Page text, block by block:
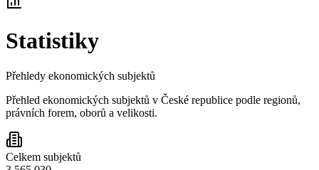
Statistiky
Přehledy ekonomických subjektů
Přehled ekonomických subjektů v České republice podle regionů,
právních forem, oborů a velikosti.
Celkem subjektů